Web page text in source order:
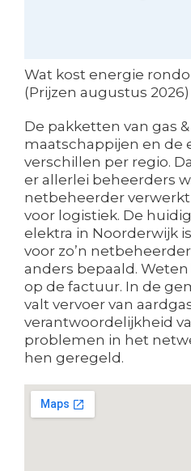
Wat kost energie
(Prijzen augustus 2026)
De pakketten van gas
maatschappijen en de
verschillen per regio.
er allerlei beheerders
netbeheerder
voor logistiek. De
elektra in Noorderwijk
voor zo’n
anders bepaald.
op de factuur. In de
valt vervoer van
verantwoordelijkheid
problemen in het
hen geregeld.